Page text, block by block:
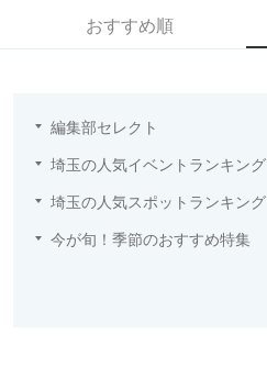
おすすめ順
編集部セレクト
埼玉の人気イベントランキング
埼玉の人気スポットランキング
今が旬！季節のおすすめ特集